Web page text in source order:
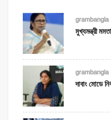
grambangla
মুখ্যমন্ত্রী
grambangla
দাবাং মোডে